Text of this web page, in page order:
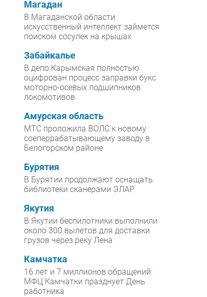
Магадан
В Магаданской области
искусственный интеллект займется
поиском сосулек на крышах
Забайкалье
В депо Карымская полностью
оцифрован процесс заправки букс
моторно-осевых подшипников
локомотивов
Амурская область
МТС проложила ВОЛС к новому
соеперрабатывающему заводу в
Белогорском районе
Бурятия
В Бурятии продолжают оснащать
библиотеки сканерами ЭЛАР
Якутия
В Якутии беспилотники выполнили
около 300 вылетов для доставки
грузов через реку Лена
Камчатка
16 лет и 7 миллионов обращений:
МФЦ Камчатки празднует День
работника